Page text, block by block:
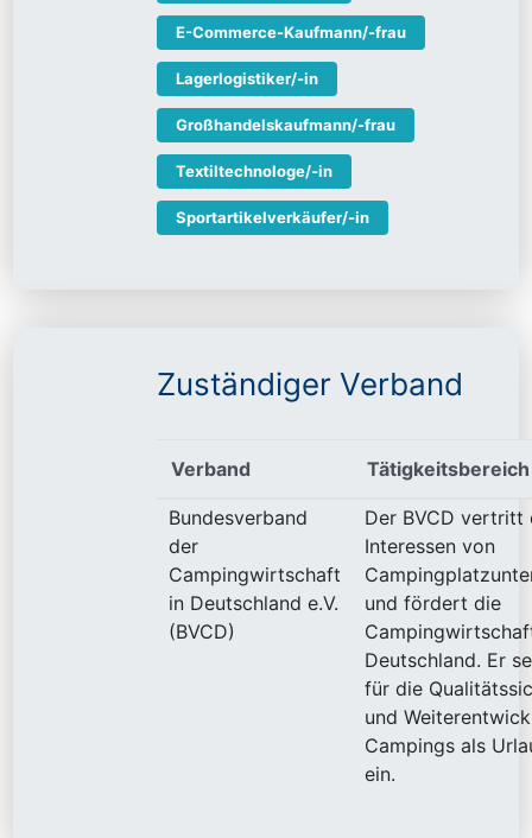
E-Commerce-Kaufmann/-frau
Lagerlogistiker/-in
Großhandelskaufmann/-frau
Textiltechnologe/-in
Sportartikelverkäufer/-in
Zuständiger Verband
Verband Tätigkeitsbereich
Bundesverband
der
Campingwirtschaft
in Deutschland e.V.
(BVCD)
Der BVCD vertritt
Interessen von
und fördert die
Deutschland. Er
für die
und
Campings als
ein.